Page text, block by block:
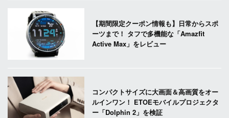
【期間限定クーポン情報も】日常からスポ
ーツまで！ タフで多機能な「Amazfit
Active Max」をレビュー
コンパクトサイズに大画面＆高画質をオー
ルインワン！ ETOEモバイルプロジェクタ
ー「Dolphin 2」を検証